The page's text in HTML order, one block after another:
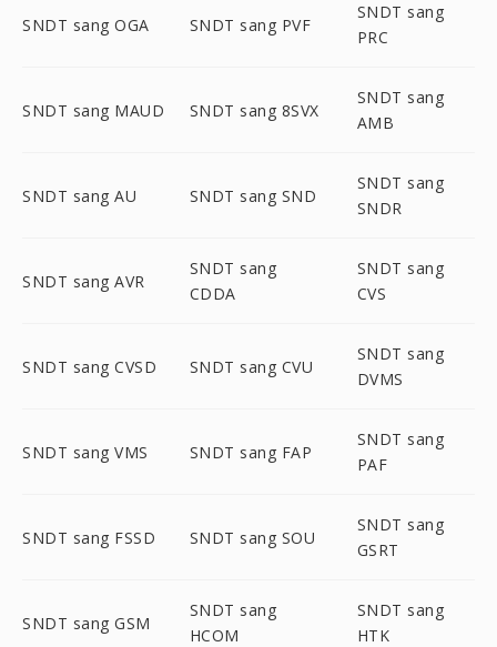
SNDT sang OGA SNDT sang PVF
SNDT sang
PRC
SNDT sang MAUD SNDT sang 8SVX
SNDT sang
AMB
SNDT sang AU SNDT sang SND
SNDT sang
SNDR
SNDT sang AVR
SNDT sang
CDDA
SNDT sang
CVS
SNDT sang CVSD SNDT sang CVU
SNDT sang
DVMS
SNDT sang VMS SNDT sang FAP
SNDT sang
PAF
SNDT sang FSSD SNDT sang SOU
SNDT sang
GSRT
SNDT sang GSM
SNDT sang
HCOM
SNDT sang
HTK